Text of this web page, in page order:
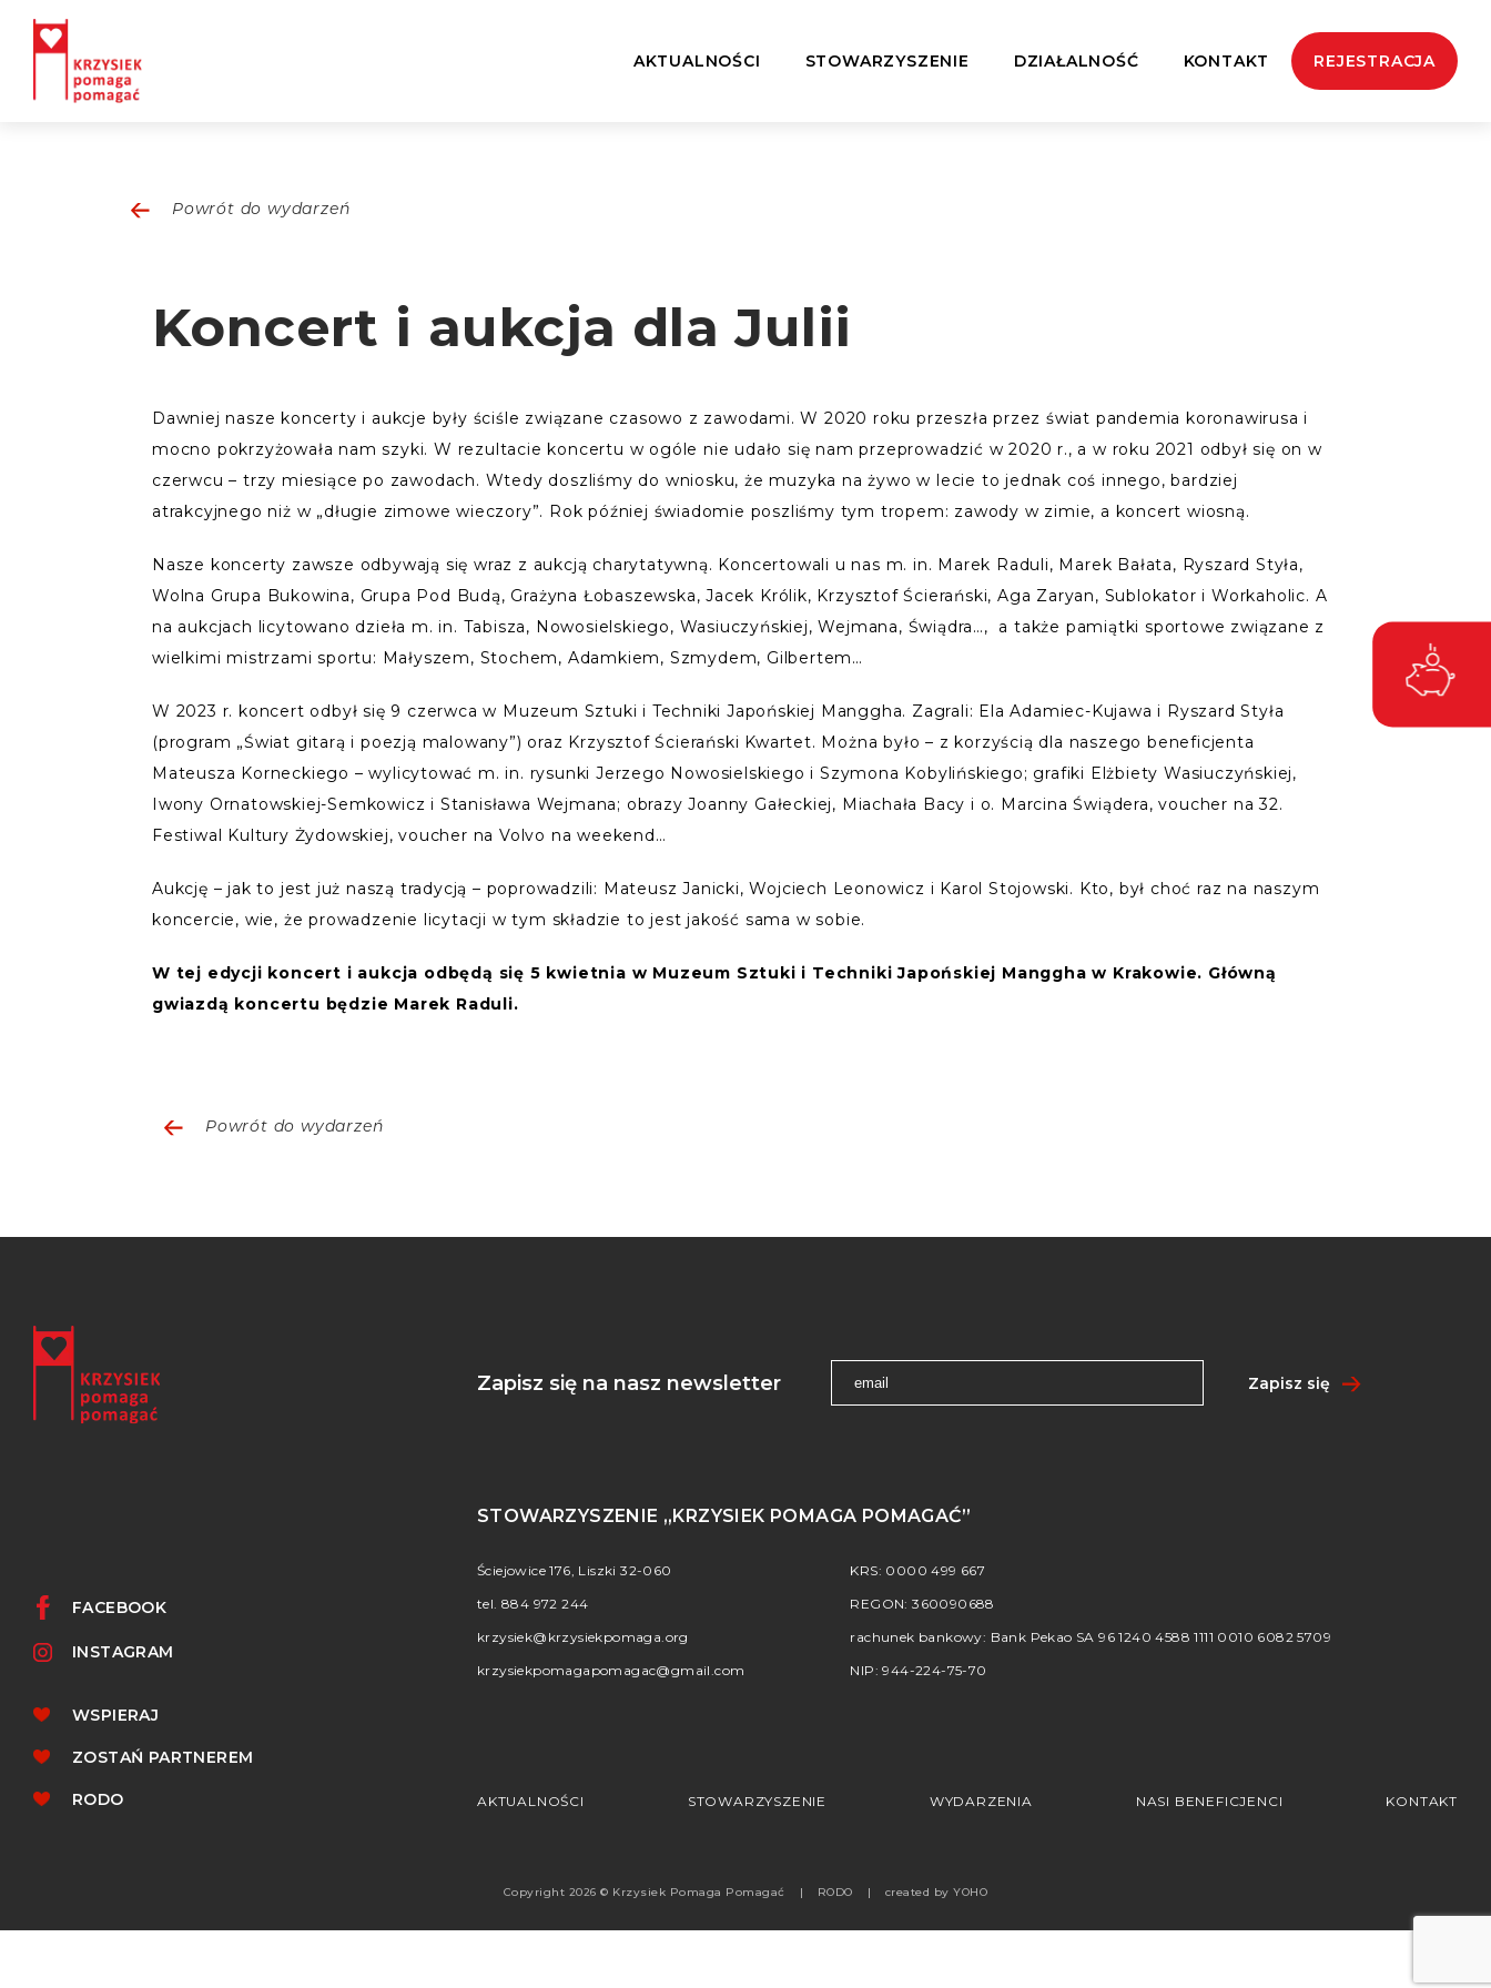
AKTUALNOŚCI STOWARZYSZENIE DZIAŁALNOŚĆ KONTAKT REJESTRACJA
Powrót do wydarzeń
Koncert i aukcja dla Julii
Dawniej nasze koncerty i aukcje były ściśle związane czasowo z zawodami. W 2020 roku przeszła przez świat pandemia koronawirusa i
mocno pokrzyżowała nam szyki. W rezultacie koncertu w ogóle nie udało się nam przeprowadzić w 2020 r., a w roku 2021 odbył się on w
czerwcu – trzy miesiące po zawodach. Wtedy doszliśmy do wniosku, że muzyka na żywo w lecie to jednak coś innego, bardziej
atrakcyjnego niż w „długie zimowe wieczory”. Rok później świadomie poszliśmy tym tropem: zawody w zimie, a koncert wiosną.
Nasze koncerty zawsze odbywają się wraz z aukcją charytatywną. Koncertowali u nas m. in. Marek Raduli, Marek Bałata, Ryszard Styła,
Wolna Grupa Bukowina, Grupa Pod Budą, Grażyna Łobaszewska, Jacek Królik, Krzysztof Ścierański, Aga Zaryan, Sublokator i Workaholic. A
na aukcjach licytowano dzieła m. in. Tabisza, Nowosielskiego, Wasiuczyńskiej, Wejmana, Świądra…, a także pamiątki sportowe związane z
wielkimi mistrzami sportu: Małyszem, Stochem, Adamkiem, Szmydem, Gilbertem…
W 2023 r. koncert odbył się 9 czerwca w Muzeum Sztuki i Techniki Japońskiej Manggha. Zagrali: Ela Adamiec-Kujawa i Ryszard Styła
(program „Świat gitarą i poezją malowany”) oraz Krzysztof Ścierański Kwartet. Można było – z korzyścią dla naszego beneficjenta
Mateusza Korneckiego – wylicytować m. in. rysunki Jerzego Nowosielskiego i Szymona Kobylińskiego; grafiki Elżbiety Wasiuczyńskiej,
Iwony Ornatowskiej-Semkowicz i Stanisława Wejmana; obrazy Joanny Gałeckiej, Miachała Bacy i o. Marcina Świądera, voucher na 32.
Festiwal Kultury Żydowskiej, voucher na Volvo na weekend…
Aukcję – jak to jest już naszą tradycją – poprowadzili: Mateusz Janicki, Wojciech Leonowicz i Karol Stojowski. Kto, był choć raz na naszym
koncercie, wie, że prowadzenie licytacji w tym składzie to jest jakość sama w sobie.
W tej edycji koncert i aukcja odbędą się 5 kwietnia w Muzeum Sztuki i Techniki Japońskiej Manggha w Krakowie. Główną
gwiazdą koncertu będzie Marek Raduli.
Powrót do wydarzeń
Zapisz się na nasz newsletter Zapisz się
STOWARZYSZENIE „KRZYSIEK POMAGA POMAGAĆ”
Ściejowice 176, Liszki 32-060
tel. 884 972 244
krzysiek@krzysiekpomaga.org
krzysiekpomagapomagac@gmail.com
KRS: 0000 499 667
REGON: 360090688
rachunek bankowy: Bank Pekao SA 96 1240 4588 1111 0010 6082 5709
NIP: 944-224-75-70
FACEBOOK
INSTAGRAM
WSPIERAJ
ZOSTAŃ PARTNEREM
RODO AKTUALNOŚCI STOWARZYSZENIE WYDARZENIA NASI BENEFICJENCI KONTAKT
Copyright 2026 © Krzysiek Pomaga Pomagać RODO created byYOHO